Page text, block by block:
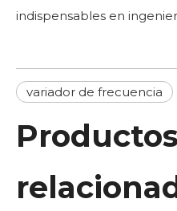
indispensables en
variador de frecuencia
Productos